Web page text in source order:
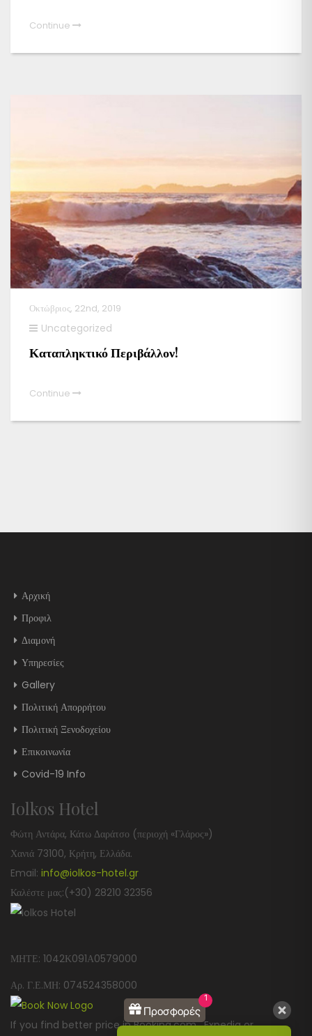
Continue
Οκτώβριος, 22nd, 2019
Uncategorized
Καταπληκτικό Περιβάλλον!
Continue
Αρχική
Προφιλ
Διαμονή
Υπηρεσίες
Gallery
Πολιτική Απορρήτου
Πολιτική Ξενοδοχείου
Επικοινωνία
Covid-19 Info
Iolkos Hotel
Φώτη Αντάρα, Κάτω Δαράτσο (περιοχή «Γλάρος»)
Χανιά 73100, Κρήτη, Ελλάδα.
Email: info@iolkos-hotel.gr
Καλέστε μας:(+30) 28210 32356
ΜΗΤΕ: 1042Κ091Α0579000
Αρ. Γ.Ε.ΜΗ: 074524358000
If you find better price in Booking.com , Expedia or
Προσφορές
1